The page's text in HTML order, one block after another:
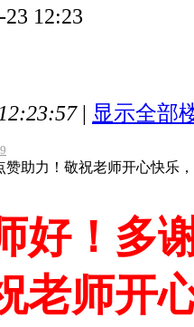
12:23
| 显示全部
赞助力！敬祝老师开心快乐
好！多
老师开